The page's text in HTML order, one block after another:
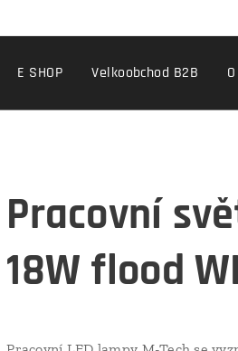
E SHOP Velkoobchod B2B
Pracovní
18W flood